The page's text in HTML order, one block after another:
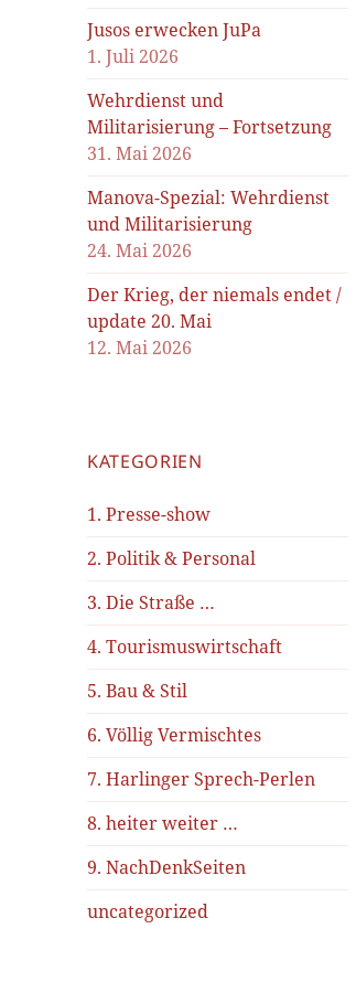
Jusos erwecken JuPa
1. Juli 2026
Wehrdienst und
Militarisierung – Fortsetzung
31. Mai 2026
Manova-Spezial: Wehrdienst
und Militarisierung
24. Mai 2026
Der Krieg, der niemals endet /
update 20. Mai
12. Mai 2026
KATEGORIEN
1. Presse-show
2. Politik & Personal
3. Die Straße …
4. Tourismuswirtschaft
5. Bau & Stil
6. Völlig Vermischtes
7. Harlinger Sprech-Perlen
8. heiter weiter …
9. NachDenkSeiten
uncategorized